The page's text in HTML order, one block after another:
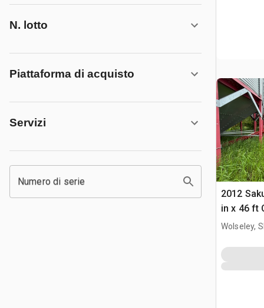
N. lotto
Piattaforma di acquisto
Servizi
Numero di serie
2012
in x 46 ft
Wolseley,